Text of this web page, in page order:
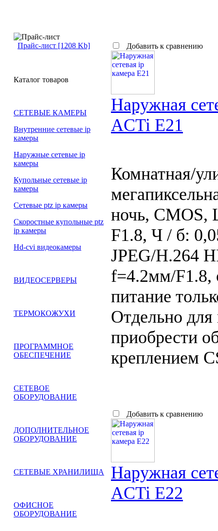
Прайс-лист [1208 Kb]
Каталог товаров
СЕТЕВЫЕ КАМЕРЫ
Внутренние сетевые ip
камеры
Наружные сетевые ip
камеры
Купольные сетевые ip
камеры
Сетевые ptz ip камеры
Скоростные купольные ptz
ip камеры
Hd-cvi видеокамеры
ВИДЕОСЕРВЕРЫ
ТЕРМОКОЖУХИ
ПРОГРАММНОЕ
ОБЕСПЕЧЕНИЕ
СЕТЕВОЕ
ОБОРУДОВАНИЕ
ДОПОЛНИТЕЛЬНОЕ
ОБОРУДОВАНИЕ
СЕТЕВЫЕ ХРАНИЛИЩА
ОФИСНОЕ
ОБОРУДОВАНИЕ
Добавить к сравнению
Наружная
ACTi E21
Комнатная/
ночь, CMOS,
F1.8, Ч / б:
JPEG/H.264
f=4.2мм/F1.8,
питание
Отдельно для
приобрести
креплением
Добавить к сравнению
Наружная
ACTi E22